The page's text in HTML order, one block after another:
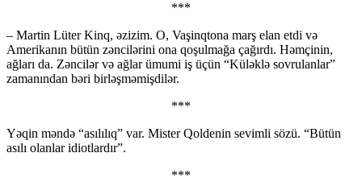
***
– Martin Lüter Kinq, əzizim. O, Vaşinqtona marş elan etdi və
Amerikanın bütün zəncilərini ona qoşulmağa çağırdı. Həmçinin,
ağları da. Zəncilər və ağlar ümumi iş üçün “Küləklə sovrulanlar”
zamanından bəri birləşməmişdilər.
***
Yəqin məndə “asılılıq” var. Mister Qoldenin sevimli sözü. “Bütün
asılı olanlar idiotlardır”.
***